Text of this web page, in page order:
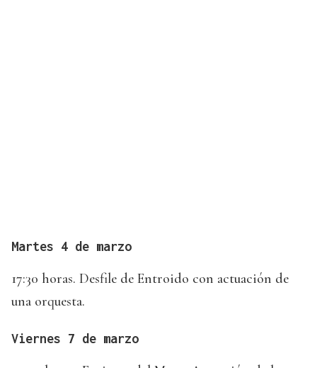
Martes 4 de marzo
17:30 horas. Desfile de Entroido con actuación de
una orquesta.
Viernes 7 de marzo